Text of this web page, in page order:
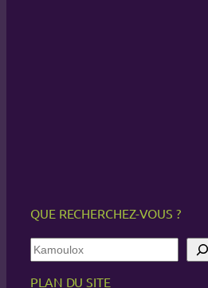
QUE RECHERCHEZ-VOUS ?
R
e
c
PLAN DU SITE